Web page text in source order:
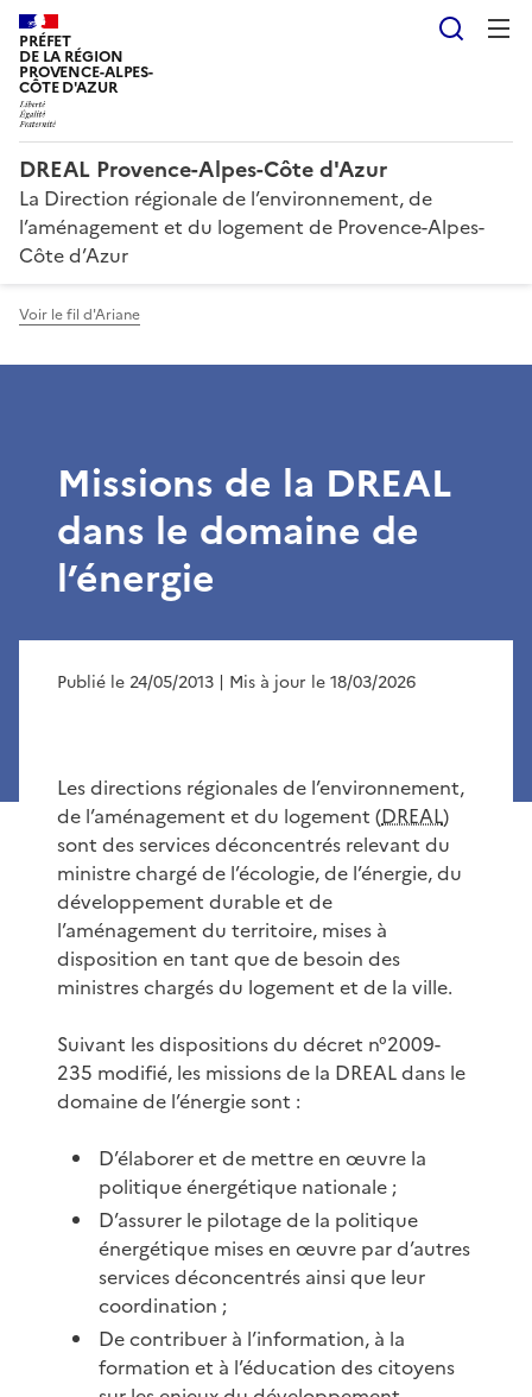
PRÉFET
DE LA RÉGION
PROVENCE-ALPES-
CÔTE D'AZUR
DREAL Provence-Alpes-Côte d'Azur
La Direction régionale de l’environnement, de
l’aménagement et du logement de Provence-Alpes-
Côte d’Azur
Voir le fil d'Ariane
Missions de la DREAL
dans le domaine de
l’énergie
Publié le 24/05/2013 | Mis à jour le 18/03/2026
Les directions régionales de l’environnement,
de l’aménagement et du logement (DREAL)
sont des services déconcentrés relevant du
ministre chargé de l’écologie, de l’énergie, du
développement durable et de
l’aménagement du territoire, mises à
disposition en tant que de besoin des
ministres chargés du logement et de la ville.
Suivant les dispositions du décret n°2009-
235 modifié, les missions de la DREAL dans le
domaine de l’énergie sont :
D’élaborer et de mettre en œuvre la
politique énergétique nationale ;
D’assurer le pilotage de la politique
énergétique mises en œuvre par d’autres
services déconcentrés ainsi que leur
coordination ;
De contribuer à l’information, à la
formation et à l’éducation des citoyens